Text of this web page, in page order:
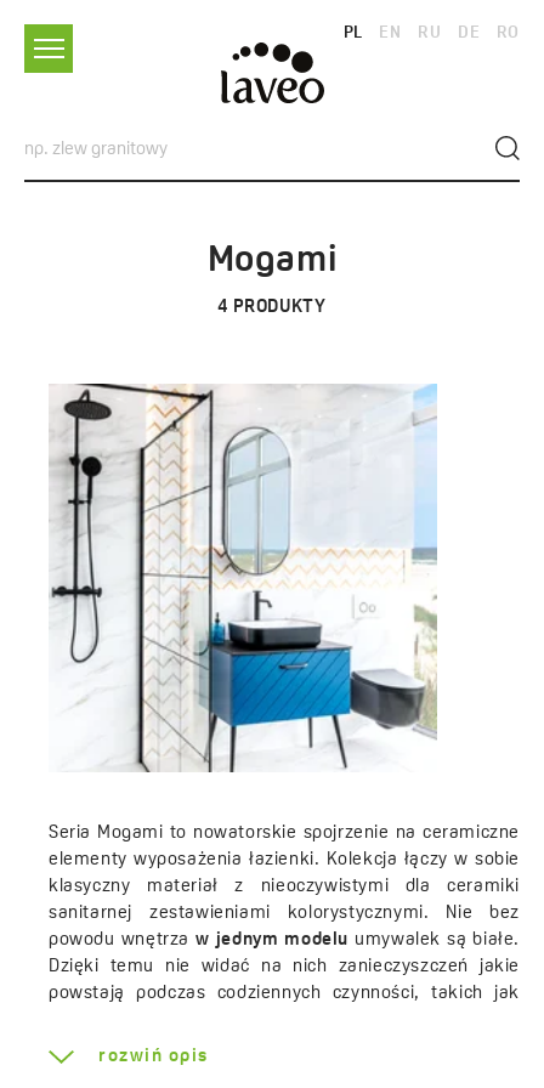
PL EN RU DE RO
Mogami
4 PRODUKTY
Seria Mogami to nowatorskie spojrzenie na ceramiczne
elementy wyposażenia łazienki. Kolekcja łączy w sobie
klasyczny materiał z nieoczywistymi dla ceramiki
sanitarnej zestawieniami kolorystycznymi. Nie bez
powodu wnętrzaw jednym modelu umywalek są białe.
Dzięki temu nie widać na nich zanieczyszczeń jakie
powstają podczas codziennych czynności, takich jak
powierzchnia czarna prezentuje się niezwykle
rozwiń opis